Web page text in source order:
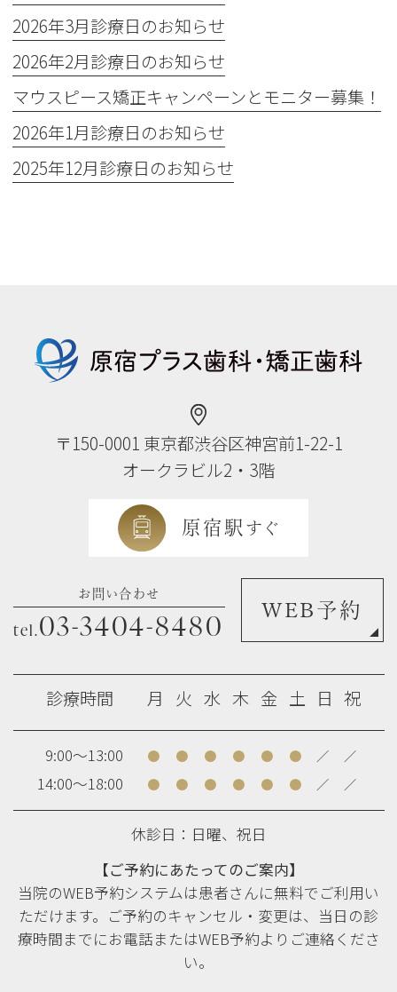
2026年3月診療日のお知らせ
2026年2月診療日のお知らせ
マウスピース矯正キャンペーンとモニター募集！
2026年1月診療日のお知らせ
2025年12月診療日のお知らせ
〒150-0001 東京都渋谷区神宮前1-22-1
オークラビル2・3階
原宿駅 すぐ
お問い合わせ
tel.03-3404-8480 WEB予約
診療時間 月 火 水 木 金 土 日 祝
9:00～13:00 ● ● ● ● ● ● ／ ／
14:00～18:00 ● ● ● ● ● ● ／ ／
休診日：日曜、祝日
【ご予約にあたってのご案内】
当院のWEB予約システムは患者さんに無料でご利用い
ただけます。ご予約のキャンセル・変更は、当日の診
療時間までにお電話またはWEB予約よりご連絡くださ
い。